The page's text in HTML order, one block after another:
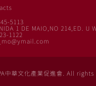
5113
1 DE MAIO,NO 214,ED. U
1122
中華文化產業促進會. All rights